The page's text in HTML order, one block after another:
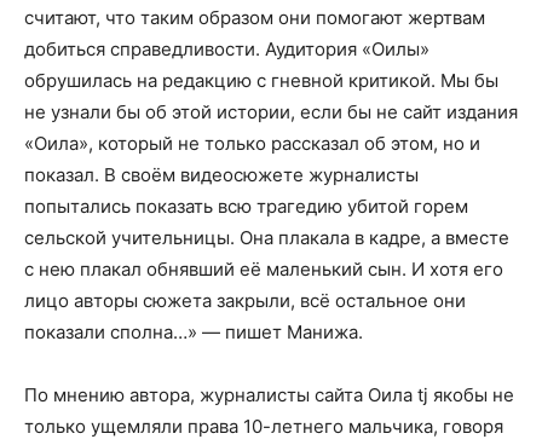
считают, что таким образом они помогают жертвам
добиться справедливости. Аудитория «Оилы»
обрушилась на редакцию с гневной критикой. Мы бы
не узнали бы об этой истории, если бы не сайт издания
«Оила», который не только рассказал об этом, но и
показал. В своём видеосюжете журналисты
попытались показать всю трагедию убитой горем
сельской учительницы. Она плакала в кадре, а вместе
с нею плакал обнявший её маленький сын. И хотя его
лицо авторы сюжета закрыли, всё остальное они
показали сполна…» — пишет Манижа.
По мнению автора, журналисты сайта Оила tj якобы не
только ущемляли права 10-летнего мальчика, говоря